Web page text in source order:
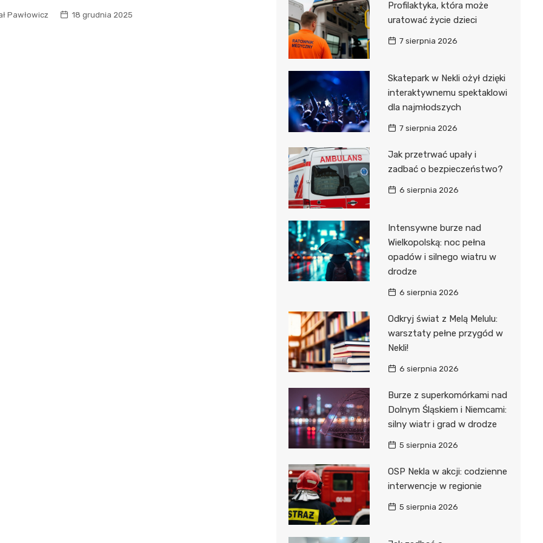
Dzieci Wrzesińskich
Park Miejski im. Dzieci
Wrzesińskich
Amfiteatr im. Anny Jantar
Jump World Września
Wrzesińska Strefa
Pałac w Miłosławiu
Izba Pamięci Reymonta
Pawłowicz 18 grudnia 2025
Profilaktyka, która może
uratować życie dzieci
7 sierpnia 2026
Skatepark w Nekli ożył dzięki
interaktywnemu spektaklowi
dla najmłodszych
7 sierpnia 2026
Jak przetrwać upały i
zadbać o bezpieczeństwo?
6 sierpnia 2026
Intensywne burze nad
Wielkopolską: noc pełna
opadów i silnego wiatru w
drodze
6 sierpnia 2026
Odkryj świat z Melą Melulu:
warsztaty pełne przygód w
Nekli!
6 sierpnia 2026
Burze z superkomórkami nad
Dolnym Śląskiem i Niemcami:
silny wiatr i grad w drodze
5 sierpnia 2026
OSP Nekla w akcji: codzienne
interwencje w regionie
5 sierpnia 2026